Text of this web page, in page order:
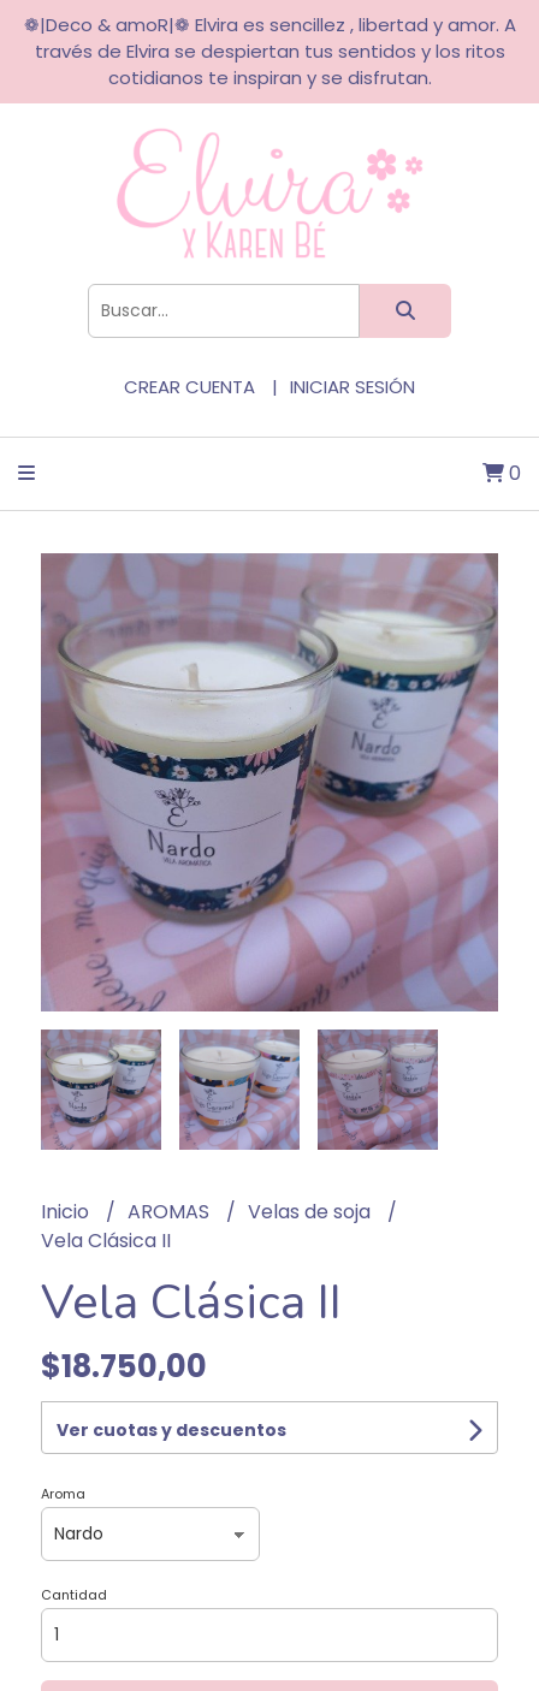
❁|Deco & amoR|❁ Elvira es sencillez , libertad y amor. A
través de Elvira se despiertan tus sentidos y los ritos
cotidianos te inspiran y se disfrutan.
CREAR CUENTA INICIAR SESIÓN
0
Inicio AROMAS
Velas de soja
Vela Clásica II
Vela Clásica II
$18.750,00
Ver cuotas y descuentos
Aroma
Cantidad